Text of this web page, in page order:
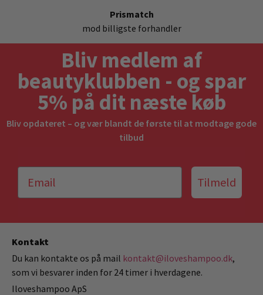
Prismatch
mod billigste forhandler
Bliv medlem af
beautyklubben - og spar
5% på dit næste køb
Bliv opdateret – og vær blandt de første til at modtage gode
tilbud
Tilmeld
Kontakt
Du kan kontakte os på mail kontakt@iloveshampoo.dk,
som vi besvarer inden for 24 timer i hverdagene.
Iloveshampoo ApS